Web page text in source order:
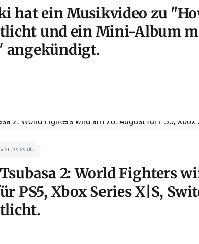
hat ein Musikvideo zu
und ein Mini-Album
angekündigt.
'26, 19:39 Uhr
2: World Fighters
PS5, Xbox Series X|S,